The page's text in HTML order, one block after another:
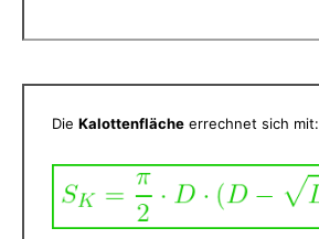
Die Kalottenfläche errechnet sich mit: